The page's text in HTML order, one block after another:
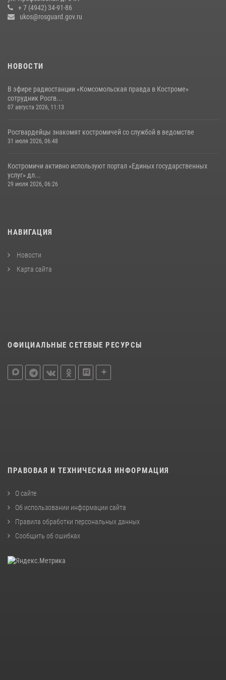
Ивана Кирилловича Яковлева
04 августа 2026, 11:35
+ 7 (4942) 34-91-86
ukos@rosguard.gov.ru
НОВОСТИ
В эфире радиостанции «Комсомольская правда в Костроме»
сотрудник Росгв...
07 августа 2026, 11:13
Росгвардейцы знакомят костромичей со службой в ведомстве
31 июля 2026, 06:48
Костромичи активно используют портал «Единых государственных
услуг» дл...
29 июля 2026, 06:26
НАВИГАЦИЯ
Новости
Карта сайта
ОФИЦИАЛЬНЫЕ СЕТЕВЫЕ РЕСУРСЫ
ПРАВОВАЯ И ТЕХНИЧЕСКАЯ ИНФОРМАЦИЯ
О сайте
Об использовании информации сайта
Правила обработки персональных данных
Сообщить об ошибках